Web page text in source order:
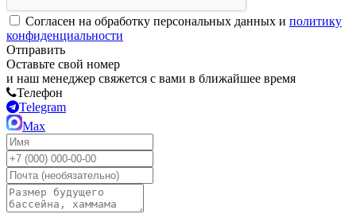
Согласен на обработку персональных данных и политику
конфиденциальности
Отправить
Оставьте свой номер
и наш менеджер свяжется с вами в ближайшее время
Телефон
Telegram
Max